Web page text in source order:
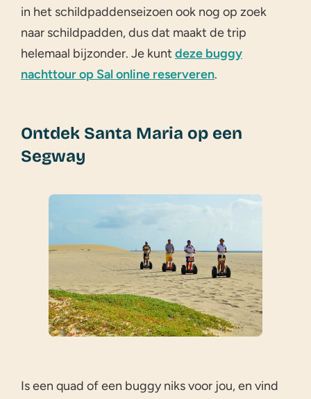
in het schildpaddenseizoen ook nog op zoek
naar schildpadden, dus dat maakt de trip
helemaal bijzonder. Je kunt deze buggy
nachttour op Sal online reserveren.
Ontdek Santa Maria op een
Segway
Is een quad of een buggy niks voor jou, en vind